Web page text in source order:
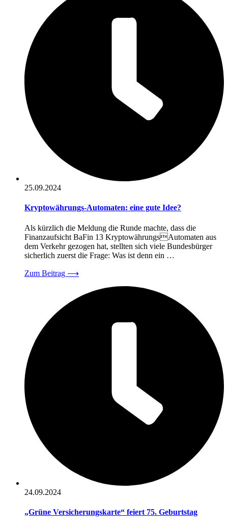
25.09.2024
Kryptowährungs-Automaten: eine gute Idee?
Als kürzlich die Meldung die Runde machte, dass die
Finanzaufsicht BaFin 13 KryptowährungsAutomaten aus
dem Verkehr gezogen hat, stellten sich viele Bundesbürger
sicherlich zuerst die Frage: Was ist denn ein …
Zum Beitrag ⟶
24.09.2024
„Grüne Versicherungskarte“ feiert 75. Geburtstag